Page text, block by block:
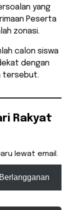
yang
Peserta
zonasi.
calon siswa
dengan
tersebut.
Rakyat
lewat email.
Berlangganan